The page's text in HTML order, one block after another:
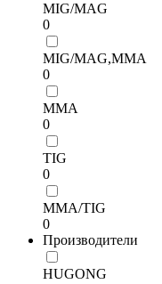
MIG/MAG
0
MIG/MAG,MMA
0
MMA
0
TIG
0
ММА/TIG
0
Производители
HUGONG